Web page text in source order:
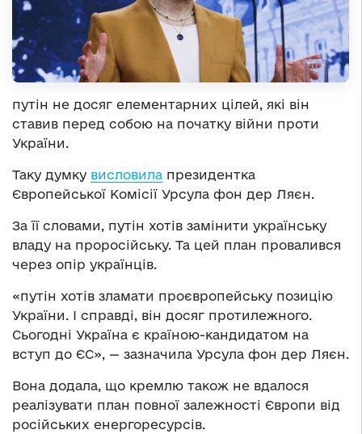
путін не досяг елементарних цілей, які він
ставив перед собою на початку війни проти
України.
Таку думку висловила президентка
Європейської Комісії Урсула фон дер Ляєн.
За її словами, путін хотів замінити українську
владу на проросійську. Та цей план провалився
через опір українців.
«путін хотів зламати проєвропейську позицію
України. І справді, він досяг протилежного.
Сьогодні Україна є країною-кандидатом на
вступ до ЄС», — зазначила Урсула фон дер Ляєн.
Вона додала, що кремлю також не вдалося
реалізувати план повної залежності Європи від
російських енергоресурсів.